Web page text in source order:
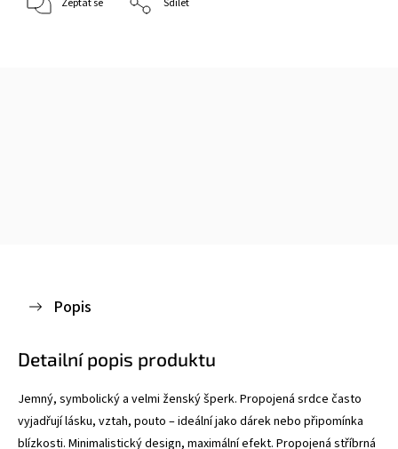
Popis
Detailní popis produktu
Jemný, symbolický a velmi ženský šperk. Propojená srdce často
vyjadřují lásku, vztah, pouto – ideální jako dárek nebo připomínka
blízkosti. Minimalistický design, maximální efekt. Propojená stříbrná